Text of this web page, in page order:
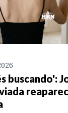
buscando':